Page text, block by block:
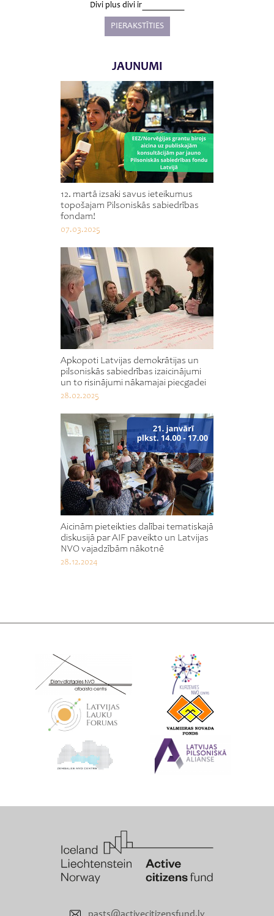
Divi plus divi ir
JAUNUMI
12. martā izsaki savus ieteikumus
topošajam Pilsoniskās sabiedrības
fondam!
07.03.2025
Apkopoti Latvijas demokrātijas un
pilsoniskās sabiedrības izaicinājumi
un to risinājumi nākamajai piecgadei
28.02.2025
Aicinām pieteikties dalībai tematiskajā
diskusijā par AIF paveikto un Latvijas
NVO vajadzībām nākotnē
28.12.2024